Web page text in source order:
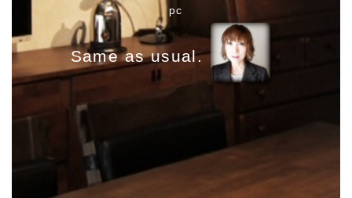
pc
Same as usual.